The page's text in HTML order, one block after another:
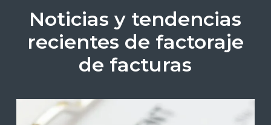
Noticias y tendencias
recientes de factoraje
de facturas